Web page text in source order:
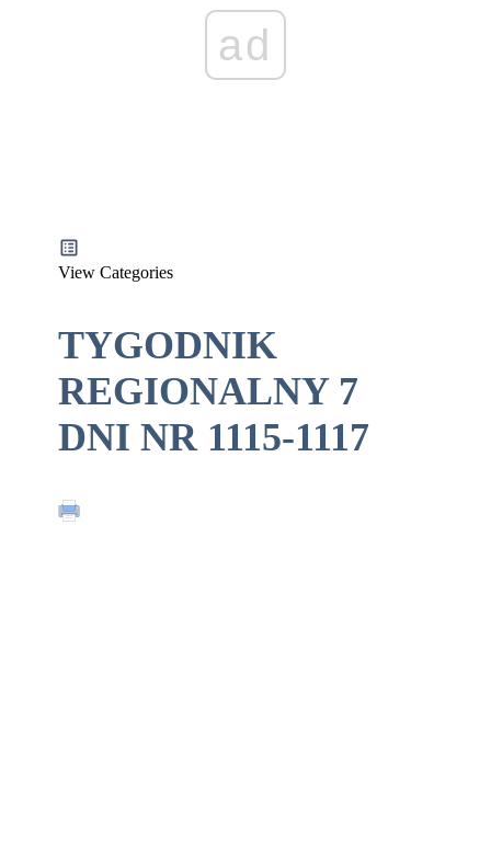
ad
View Categories
TYGODNIK
REGIONALNY 7
DNI NR 1115-1117